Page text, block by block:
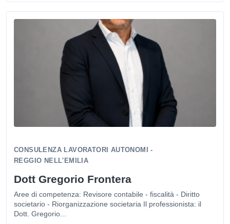
CONSULENZA LAVORATORI AUTONOMI -
REGGIO NELL'EMILIA
Dott Gregorio Frontera
Aree di competenza: Revisore contabile - fiscalità - Diritto
societario - Riorganizzazione societaria Il professionista: il
Dott. Gregorio...